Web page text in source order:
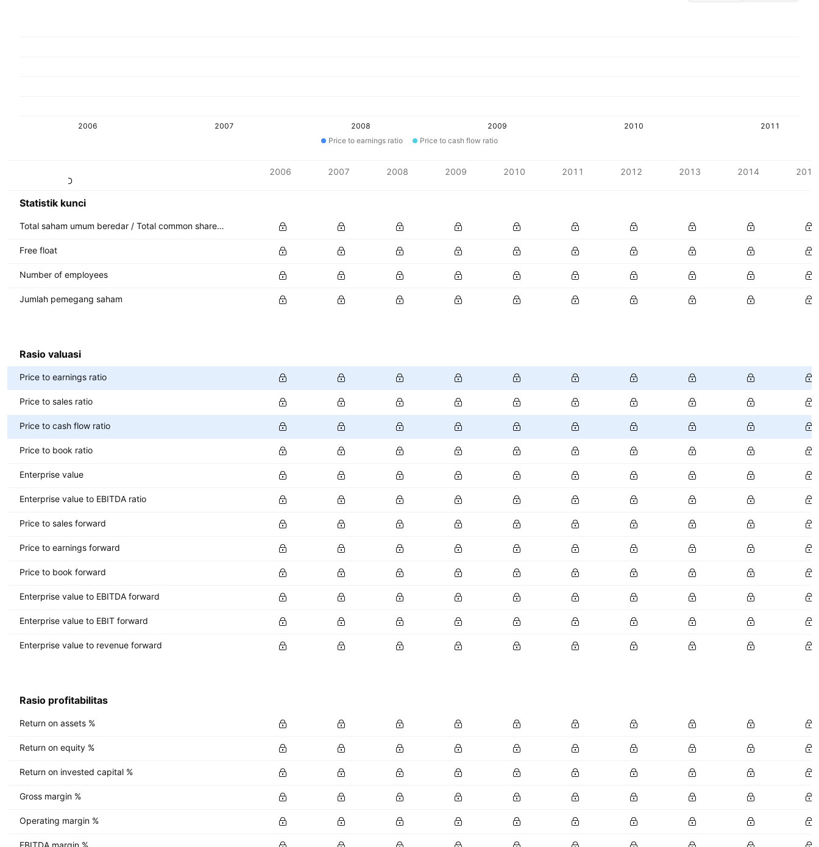
2006 2007 2008 2009 2010
2011
Price to earnings ratio
Price to cash flow ratio
Mata uang: HKD
2006 2007 2008 2009 2010 2011 2012 2013 2014 2015
Statistik kunci
Total saham umum beredar / Total common shares outstanding
Free float
Number of employees
Jumlah pemegang saham
Rasio valuasi
Price to earnings ratio
Price to sales ratio
Price to cash flow ratio
Price to book ratio
Enterprise value
Enterprise value to EBITDA ratio
Price to sales forward
Price to earnings forward
Price to book forward
Enterprise value to EBITDA forward
Enterprise value to EBIT forward
Enterprise value to revenue forward
Rasio profitabilitas
Return on assets %
Return on equity %
Return on invested capital %
Gross margin %
Operating margin %
EBITDA margin %